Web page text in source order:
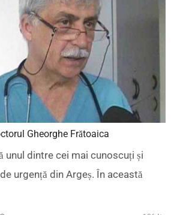
Gheorghe Frătoaica
unul dintre cei mai cunoscuți și
urgență din Argeș. În această